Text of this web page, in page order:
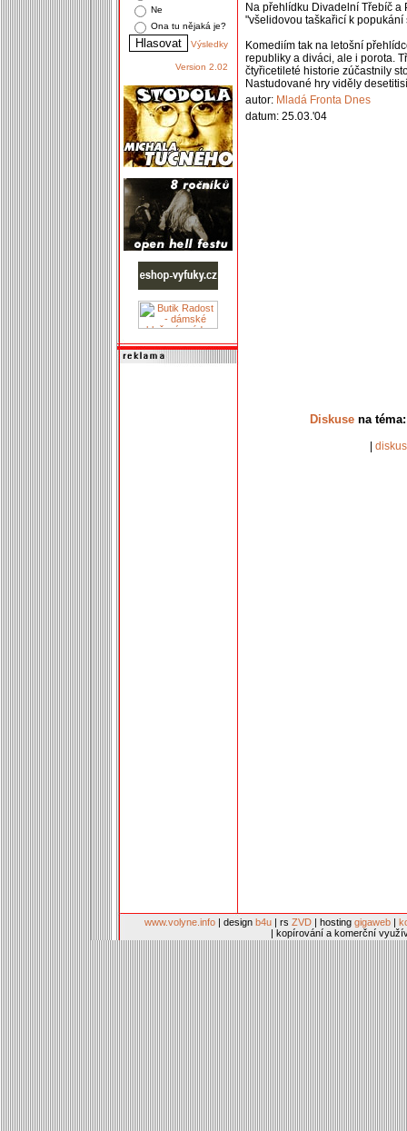
Ne
Ona tu nějaká je?
Výsledky
Version 2.02
Na přehlídku Divadelní Třebíč a
"všelidovou taškařicí k
Komediím tak na letošní
republiky a diváci, ale i porota.
čtyřicetileté historie zúčastnily
Nastudované hry viděly
autor: Mladá Fronta Dnes
datum: 25.03.'04
Diskusena téma:
www.volyne.info | design b4u | rs ZVD | hosting gigaweb |
| kopírování a komerční